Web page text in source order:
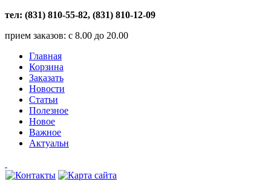
тел: (831) 810-55-82, (831) 810-12-09
прием заказов: с 8.00 до 20.00
Главная
Корзина
Заказать
Новости
Статьи
Полезное
Новое
Важное
Актуальн